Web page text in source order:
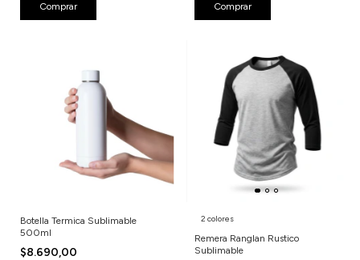
Comprar Comprar
Botella Termica Sublimable
500ml
$8.690,00
2 colores
Remera Ranglan Rustico
Sublimable